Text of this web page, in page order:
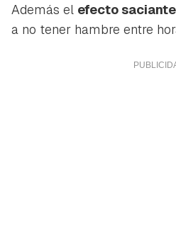
Además el efecto saciante
a no tener hambre entre